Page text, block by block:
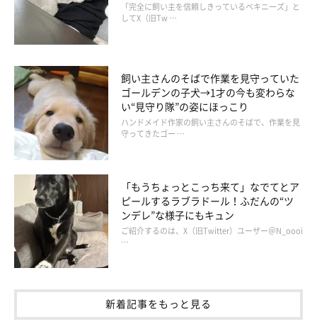
登場人物紹介
「完全に飼い主を信頼しきっているペキニーズ」と
してX（旧Tw …
飼い主さんのそばで作業を見守っていた
ゴールデンの子犬→1才の今も変わらな
い“見守り隊”の姿にほっこり
ハンドメイド作家の飼い主さんのそばで、作業を見
守ってきたゴー …
「もうちょっとこっち来て」なでてとア
ピールするラブラドール！ふだんの“ツ
ンデレ”な様子にもキュン
ご紹介するのは、X（旧Twitter）ユーザー＠N_oooi
…
新着記事をもっと見る